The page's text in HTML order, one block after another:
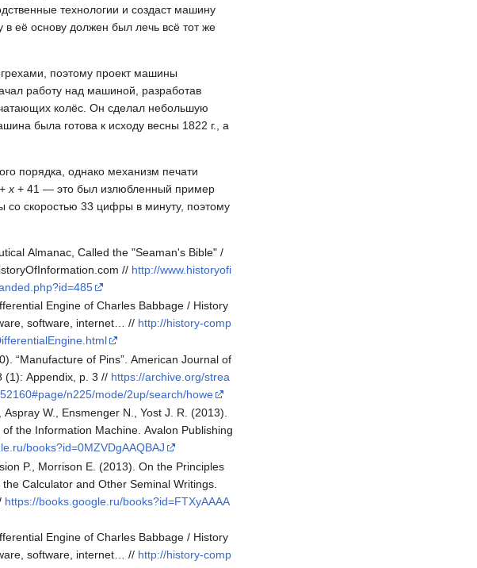
технологии и создаст машину
её основу должен был лечь всё тот же
поэтому проект машины
работу над машиной, разработав
колёс. Он сделал небольшую
была готова к исходу весны 1822 г., а
порядка, однако механизм печати
+ x + 41 — это был излюбленный пример
со скоростью 33 цифры в минуту, поэтому
Almanac, Called the "Seaman's Bible" /
// http://www.historyofi
Engine of Charles Babbage / History
software, internet… // http://history-comp
“Manufacture of Pins”. American Journal of
(1): Appendix, p. 3 // https://archive.org/strea
n225/mode/2up/search/howe
Aspray W., Ensmenger N., Yost J. R. (2013).
the Information Machine. Avalon Publishing
books?id=0MZVDgAAQBAJ
P., Morrison E. (2013). On the Principles
Calculator and Other Seminal Writings.
https://books.google.ru/books?id=FTXyAAAA
Engine of Charles Babbage / History
software, internet… // http://history-comp